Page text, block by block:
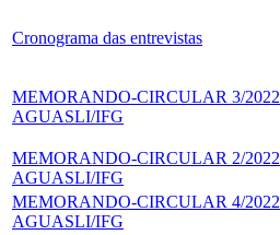
Cronograma das entrevistas
MEMORANDO-CIRCULAR 3/
AGUASLI/IFG
MEMORANDO-CIRCULAR 2/
AGUASLI/IFG
MEMORANDO-CIRCULAR 4/
AGUASLI/IFG